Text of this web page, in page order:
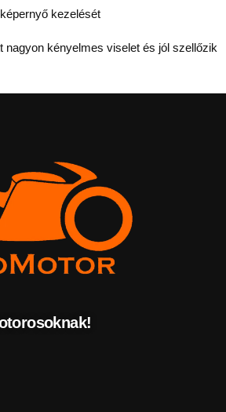
kezelését
nagyon kényelmes viselet és jól szellőzik